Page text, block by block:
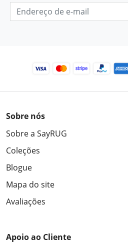
Sobre nós
Sobre a SayRUG
Coleções
Blogue
Mapa do site
Avaliações
Apoio ao Cliente